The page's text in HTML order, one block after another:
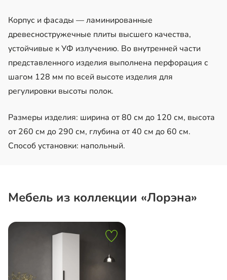
Корпус и фасады — ламинированные
древесностружечные плиты высшего качества,
устойчивые к УФ излучению. Во внутренней части
представленного изделия выполнена перфорация с
шагом 128 мм по всей высоте изделия для
регулировки высоты полок.
Размеры изделия: ширина от 80 см до 120 см, высота
от 260 см до 290 см, глубина от 40 см до 60 см.
Способ установки: напольный.
Мебель из коллекции «Лорэна»